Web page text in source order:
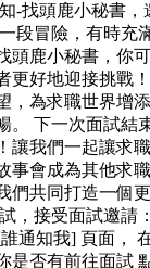
-找頭鹿小秘書
段冒險，有時充
頭鹿小秘書，你
更好地迎接挑戰
，為求職世界增
。 下一次面試結
讓我們一起讓求
事會成為其他求
們共同打造一個
，接受面試邀請
通知我] 頁面，
是否有前往面試